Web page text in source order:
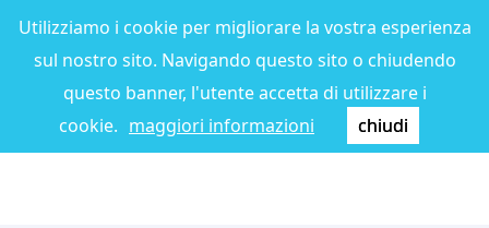
Utilizziamo i cookie per migliorare la vostra esperienza
sul nostro sito. Navigando questo sito o chiudendo
questo banner, l'utente accetta di utilizzare i
cookie. maggiori informazioni chiudi